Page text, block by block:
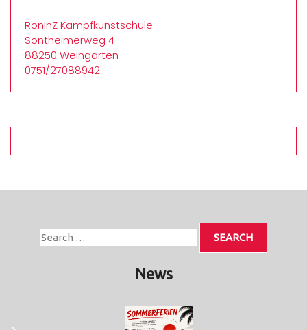
RoninZ Kampfkunstschule
Sontheimerweg 4
88250 Weingarten
0751/27088942
News